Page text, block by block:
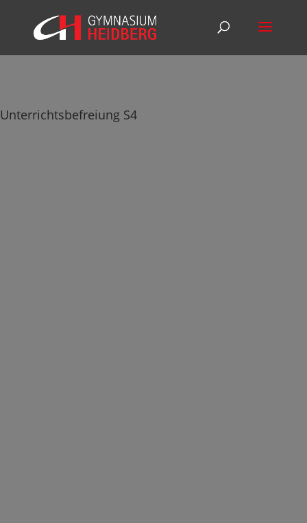
Unterrichtsbefreiung S4